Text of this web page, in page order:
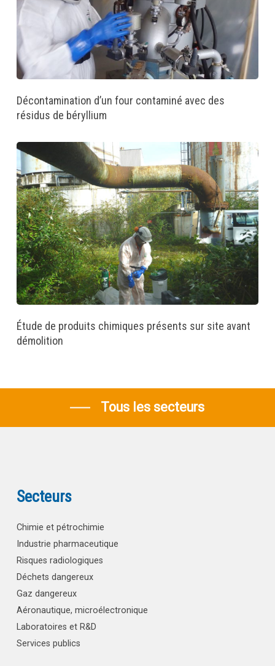
Décontamination d’un four contaminé avec des
résidus de béryllium
Étude de produits chimiques présents sur site avant
démolition
Tous les secteurs
Secteurs
Chimie et pétrochimie
Industrie pharmaceutique
Risques radiologiques
Déchets dangereux
Gaz dangereux
Aéronautique, microélectronique
Laboratoires et R&D
Services publics